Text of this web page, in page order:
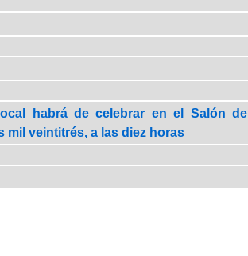
habrá de celebrar en el Salón de
mil veintitrés, a las diez horas